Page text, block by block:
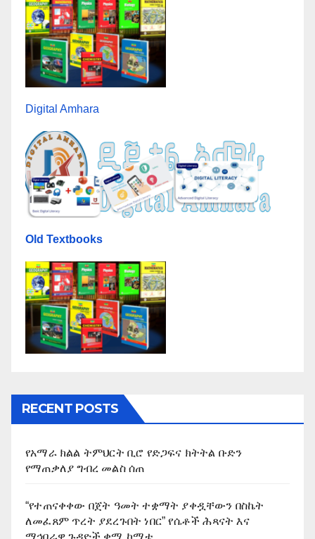
Digital Amhara
Old Textbooks
RECENT POSTS
የአማራ ክልል ትምህርት ቢሮ የድጋፍና ክትትል ቡድን
የማጠቃለያ ግብረ መልስ ሰጠ
“የተጠናቀቀው በጀት ዓመት ተቋማት ያቀዷቸውን በስኬት
ለመፈጸም ጥረት ያደረጉበት ነበር” የሴቶች ሕጻናት እና
ማኅበራዊ ጉዳዮች ቋሚ ኮሚቴ